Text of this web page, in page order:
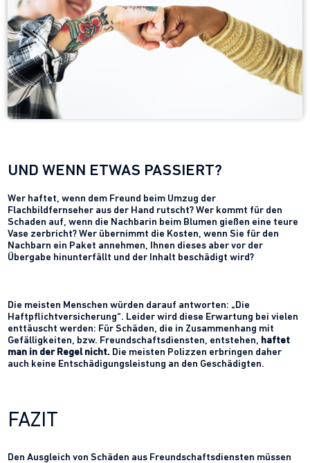
UND WENN ETWAS PASSIERT?
Wer haftet, wenn dem Freund beim Umzug der
Flachbildfernseher aus der Hand rutscht? Wer kommt für den
Schaden auf, wenn die Nachbarin beim Blumen gießen eine teure
Vase zerbricht? Wer übernimmt die Kosten, wenn Sie für den
Nachbarn ein Paket annehmen, Ihnen dieses aber vor der
Übergabe hinunterfällt und der Inhalt beschädigt wird?
Die meisten Menschen würden darauf antworten: „Die
Haftpflichtversicherung“. Leider wird diese Erwartung bei vielen
enttäuscht werden: Für Schäden, die in Zusammenhang mit
Gefälligkeiten, bzw. Freundschaftsdiensten, entstehen, haftet
man in der Regel nicht. Die meisten Polizzen erbringen daher
auch keine Entschädigungsleistung an den Geschädigten.
FAZIT
Den Ausgleich von Schäden aus Freundschaftsdiensten müssen